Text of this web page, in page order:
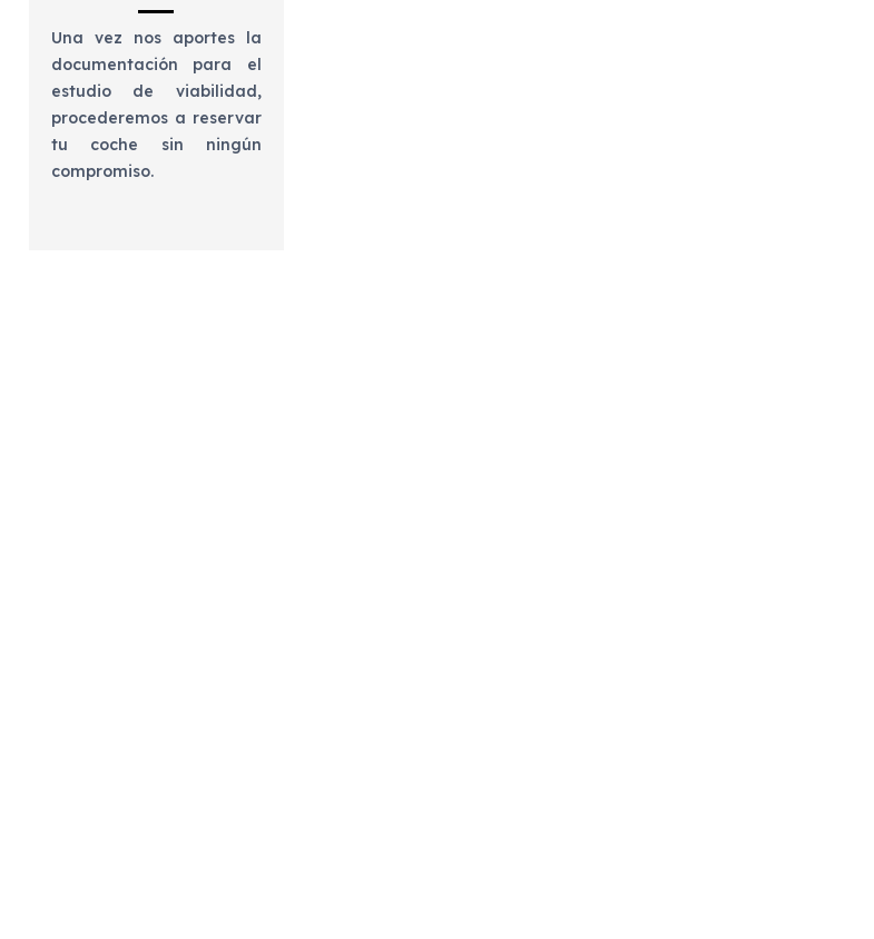
Una vez nos aportes la
documentación para el
estudio de viabilidad,
procederemos a reservar
tu coche sin ningún
compromiso.